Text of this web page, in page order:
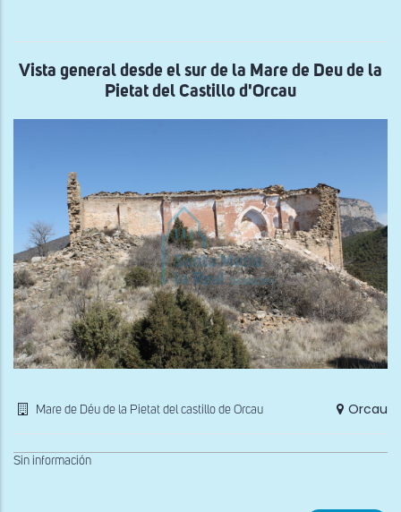
de
Vista general desde el sur de la Mare de Deu de la
Pietat del Castillo d'Orcau
Mare de Déu de la Pietat del castillo de Orcau Orcau
Sin información